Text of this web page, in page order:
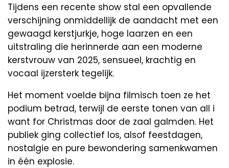
Tijdens een recente show stal een opvallende
verschijning onmiddellijk de aandacht met een
gewaagd kerstjurkje, hoge laarzen en een
uitstraling die herinnerde aan een moderne
kerstvrouw van 2025, sensueel, krachtig en
vocaal ijzersterk tegelijk.
Het moment voelde bijna filmisch toen ze het
podium betrad, terwijl de eerste tonen van all i
want for Christmas door de zaal galmden. Het
publiek ging collectief los, alsof feestdagen,
nostalgie en pure bewondering samenkwamen
in één explosie.